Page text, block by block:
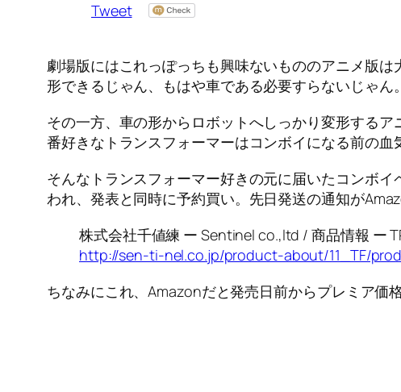
Tweet
劇場版にはこれっぽっちも興味ないもののアニメ版
形できるじゃん、もはや車である必要すらないじゃん。
その一方、車の形からロボットへしっかり変形する
番好きなトランスフォーマーはコンボイになる前の血
そんなトランスフォーマー好きの元に届いたコンボ
われ、発表と同時に予約買い。先日発送の通知が
株式会社千値練 ー Sentinel co.,ltd / 商品情報 ー
http://sen-ti-nel.co.jp/product-about/11_TF/
ちなみにこれ、Amazonだと発売日前からプレミア価